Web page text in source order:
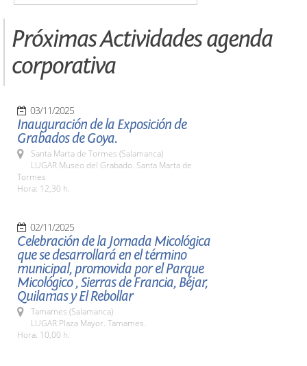
Próximas Actividades agenda
corporativa
03/11/2025
Inauguración de la Exposición de
Grabados de Goya.
Santa Marta de Tormes (Salamanca)
LUGAR Museo del Grabado. Santa Marta de
Tormes
Hora: 12,30 h.
02/11/2025
Celebración de la Jornada Micológica
que se desarrollará en el término
municipal, promovida por el Parque
Micológico , Sierras de Francia, Béjar,
Quilamas y El Rebollar
Tamames (Salamanca)
LUGAR Plaza Mayor. Tamames.
Hora: 10,00 h.